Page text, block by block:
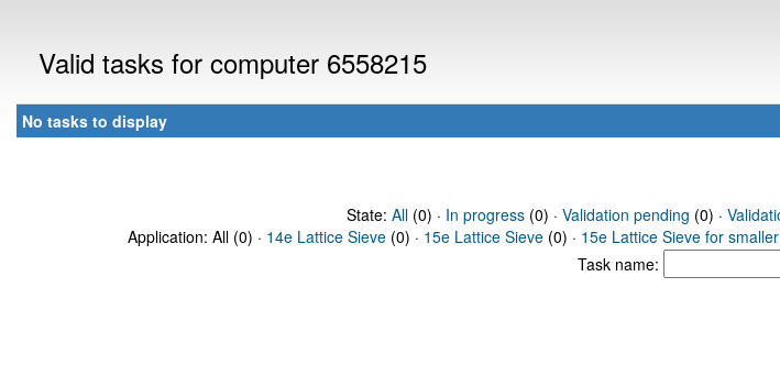
Valid tasks for computer 6558215
No tasks to display
State: All(0) · In progress(0) · Validation pending (0) ·
Application: All (0) · 14e Lattice Sieve (0) · 15e Lattice Sieve (0) · 15e Lattice Sieve for
Task name: